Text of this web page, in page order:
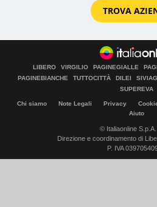
TROVA
LIBERO VIRGILIO PAGINEGIALLE
PAGINEBIANCHE
TUTTOCITTÀ DILEI
SUPEREVA
Chi siamo Note Legali Privacy
Aiuto
© Italiaonline
Direzione e coordinamento di
P. IVA